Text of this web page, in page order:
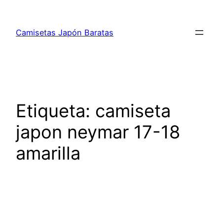
contenido
Camisetas Japón Baratas
Etiqueta: camiseta
japon neymar 17-18
amarilla